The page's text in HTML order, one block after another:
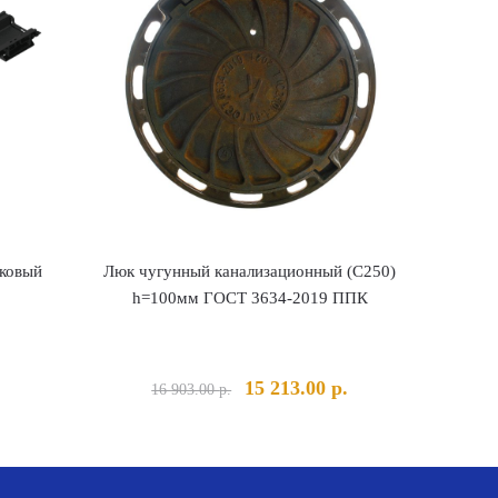
Люк чугунный канализационный (С250)
h=100мм ГОСТ 3634-2019 ППК
16 903.00р.
Первоначальная
16
15 213.00р.
213.00 р..